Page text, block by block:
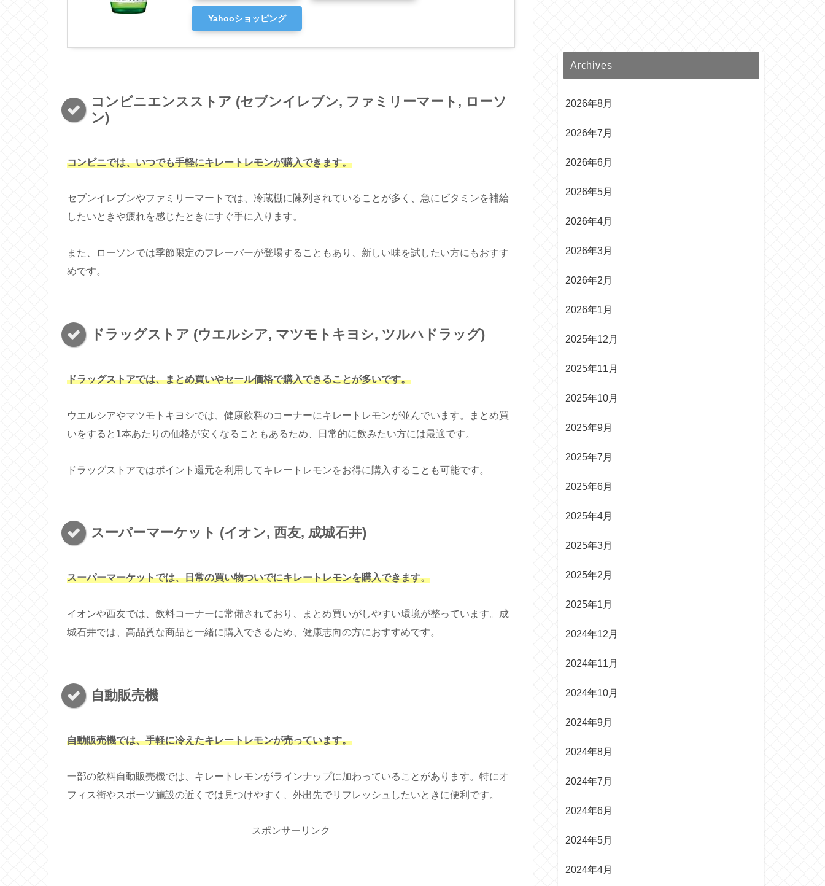
Yahooショッピング
コンビニエンスストア (セブンイレブン, ファミリーマート, ローソ
ン)
コンビニでは、いつでも手軽にキレートレモンが購入できます。
セブンイレブンやファミリーマートでは、冷蔵棚に陳列されていることが多く、急にビタミンを補給
したいときや疲れを感じたときにすぐ手に入ります。
また、ローソンでは季節限定のフレーバーが登場することもあり、新しい味を試したい方にもおすす
めです。
ドラッグストア (ウエルシア, マツモトキヨシ, ツルハドラッグ)
ドラッグストアでは、まとめ買いやセール価格で購入できることが多いです。
ウエルシアやマツモトキヨシでは、健康飲料のコーナーにキレートレモンが並んでいます。まとめ買
いをすると1本あたりの価格が安くなることもあるため、日常的に飲みたい方には最適です。
ドラッグストアではポイント還元を利用してキレートレモンをお得に購入することも可能です。
スーパーマーケット (イオン, 西友, 成城石井)
スーパーマーケットでは、日常の買い物ついでにキレートレモンを購入できます。
イオンや西友では、飲料コーナーに常備されており、まとめ買いがしやすい環境が整っています。成
城石井では、高品質な商品と一緒に購入できるため、健康志向の方におすすめです。
自動販売機
自動販売機では、手軽に冷えたキレートレモンが売っています。
一部の飲料自動販売機では、キレートレモンがラインナップに加わっていることがあります。特にオ
フィス街やスポーツ施設の近くでは見つけやすく、外出先でリフレッシュしたいときに便利です。
スポンサーリンク
Archives
2026年8月
2026年7月
2026年6月
2026年5月
2026年4月
2026年3月
2026年2月
2026年1月
2025年12月
2025年11月
2025年10月
2025年9月
2025年7月
2025年6月
2025年4月
2025年3月
2025年2月
2025年1月
2024年12月
2024年11月
2024年10月
2024年9月
2024年8月
2024年7月
2024年6月
2024年5月
2024年4月